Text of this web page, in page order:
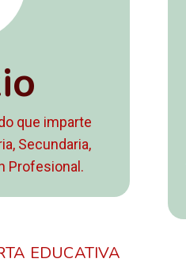
que imparte
Secundaria,
Profesional.
EDUCATIVA